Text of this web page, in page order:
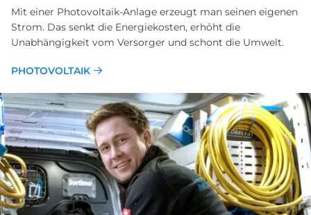
Mit einer Photovoltaik-Anlage erzeugt man seinen eigenen
Strom. Das senkt die Energiekosten, erhöht die
Unabhängigkeit vom Versorger und schont die Umwelt.
PHOTOVOLTAIK